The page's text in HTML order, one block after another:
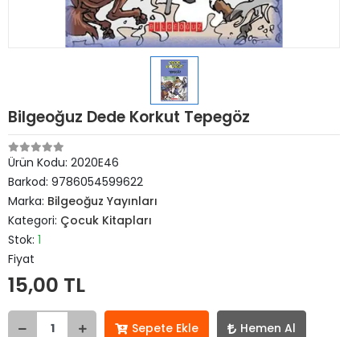
Bilgeoğuz Dede Korkut Tepegöz
Ürün Kodu: 2020E46
Barkod: 9786054599622
Marka: Bilgeoğuz Yayınları
Kategori: Çocuk Kitapları
Stok: 1
Fiyat
15,00 TL
Sepete Ekle Hemen Al